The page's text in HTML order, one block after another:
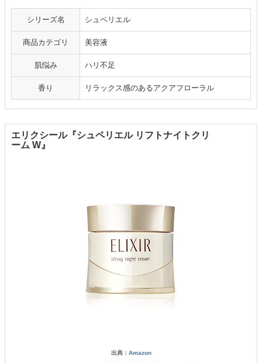
シリーズ名 シュペリエル
商品カテゴリ 美容液
肌悩み ハリ不足
香り リラックス感のあるアクアフローラル
エリクシール『シュペリエル リフトナイトクリ
ーム W』
出典： Amazon